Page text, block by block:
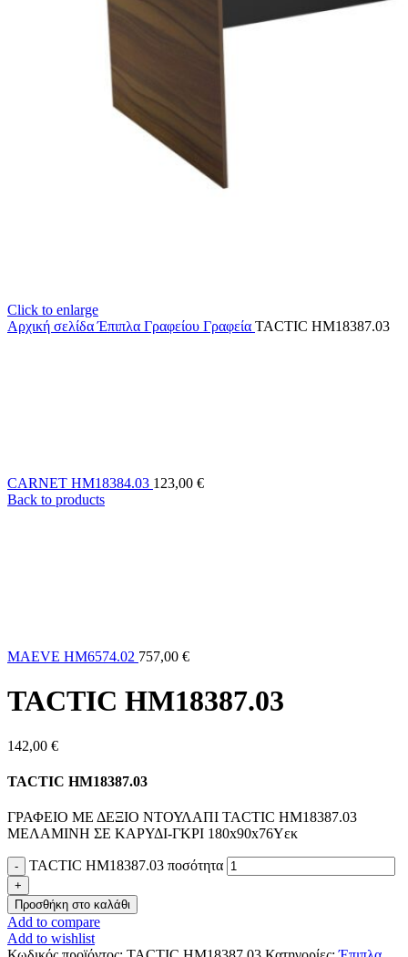
Click to enlarge
Αρχική σελίδαΈπιπλα Γραφείου Γραφεία TACTIC HM18387.03
CARNET HM18384.03 123,00 €
Back to products
MAEVE HM6574.02 757,00 €
TACTIC HM18387.03
142,00 €
TACTIC HM18387.03
ΓΡΑΦΕΙΟ ΜΕ ΔΕΞΙΟ ΝΤΟΥΛΑΠΙ TACTIC HM18387.03
ΜΕΛΑΜΙΝΗ ΣΕ ΚΑΡΥΔΙ-ΓΚΡΙ 180x90x76Υεκ
TACTIC HM18387.03 ποσότητα
Προσθήκη στο καλάθι
Add to compare
Add to wishlist